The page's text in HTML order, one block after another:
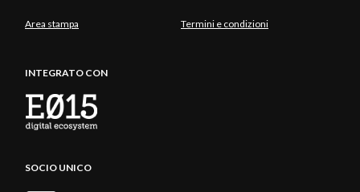
Area stampa Termini e condizioni
INTEGRATO CON
SOCIO UNICO